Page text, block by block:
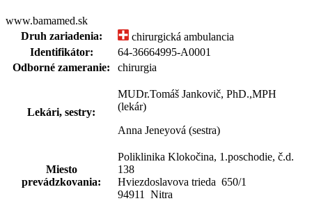
www.bamamed.sk
Druh zariadenia:
chirurgická ambulancia
Identifikátor:
64-36664995-A0001
Odborné zameranie:
chirurgia
Lekári, sestry:
MUDr.Tomáš Jankovič, PhD.,MPH
(lekár)
Anna Jeneyová (sestra)
Miesto
prevádzkovania:
Poliklinika Klokočina, 1.poschodie, č.d.
138
Hviezdoslavova trieda 650/1
94911 Nitra